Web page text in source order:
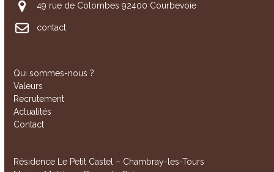
49 rue de Colombes 92400 Courbevoie
contact
Qui sommes-nous ?
Valeurs
Recrutement
Actualités
Contact
Résidence Le Petit Castel – Chambray-les-Tours